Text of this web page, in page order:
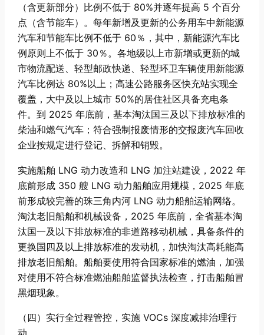
（含更新部分）比例不低于 80%并逐年提高 5 个百分
点（含节能车）。每年新增及更新的公务用车中新能源
汽车和节能车比例不低于 60％，其中，新能源汽车比
例原则上不低于 30％。各地级以上市新增或更新的城
市物流配送、轻型邮政快递、轻型环卫车辆使用新能源
汽车比例达 80%以上；高速公路服务区快充站实现全
覆盖，大中及以上城市 50%的居住社区具备充电条
件。到 2025 年底前，基本淘汰国三及以下排放标准的
柴油和燃气汽车；符合强制报废情形的交报废汽车回收
企业按规定进行登记、拆解和销毁。
实施船舶 LNG 动力改造和 LNG 加注站建设，2022 年
底前形成 350 艘 LNG 动力船舶应用规模，2025 年底
前形成较完善的珠三角内河 LNG 动力船舶运输网络。
淘汰老旧船舶和机械设备，2025 年底前，全省基本淘
汰国一及以下排放标准的非道路移动机械，具备条件的
更换国四及以上排放标准的发动机，加快淘汰高耗能高
排放老旧船舶。船舶要使用符合国家标准的燃油，加强
对使用不符合标准燃油船舶监督执法检查，打击船舶冒
黑烟现象。
（四）实行全过程管控，实施 VOCs 深度减排治理行